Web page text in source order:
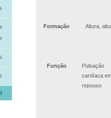
Formação Altura,
Função
Pulsação
cardíaca
repouso